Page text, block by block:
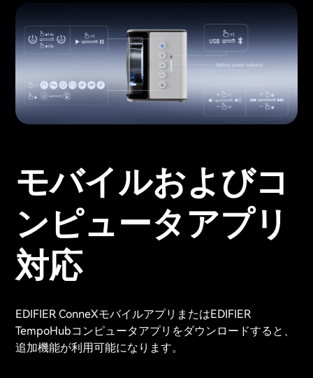
モバイルおよびコ
ンピュータアプリ
対応
EDIFIER ConneXモバイルアプリまたはEDIFIER
TempoHubコンピュータアプリをダウンロードすると、
追加機能が利用可能になります。